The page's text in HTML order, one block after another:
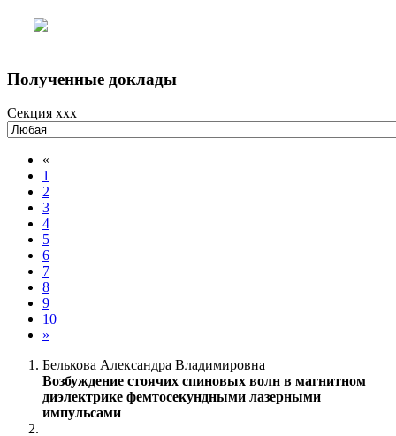
Полученные доклады
Секция xxx
«
1
2
3
4
5
6
7
8
9
10
»
Белькова Александра Владимировна
Возбуждение стоячих спиновых волн в магнитном
диэлектрике фемтосекундными лазерными
импульсами